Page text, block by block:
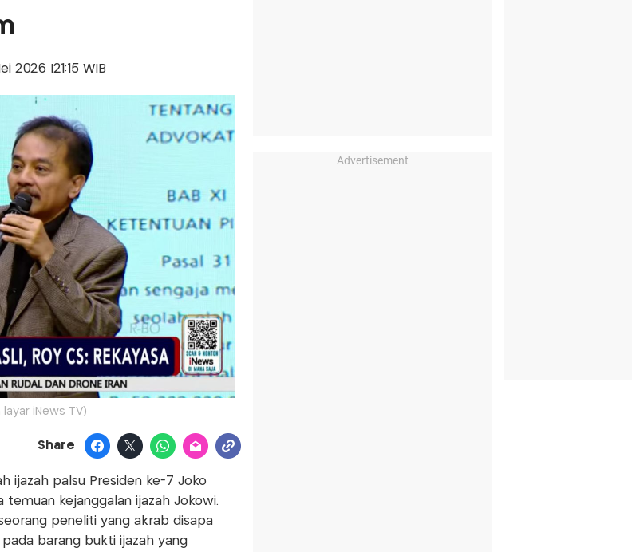
2026 |21:15 WIB
iNews TV)
Share
ijazah palsu Presiden ke-7 Joko
temuan kejanggalan ijazah Jokowi.
peneliti yang akrab disapa
barang bukti ijazah yang
Advertisement